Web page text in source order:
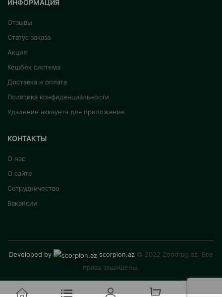
ИНФОРМАЦИЯ
Отзывы
Статус заказа
Акция
Кешбек система
Доставка и оплата
Политика конфиденциальности
Удаление аккаунта для приложение
КОНТАКТЫ
О нас
О сайте
Сотрудничество
Вакансии
Developed by scorpion.az © 2022 Zoodrug.az. Все
права защищены.